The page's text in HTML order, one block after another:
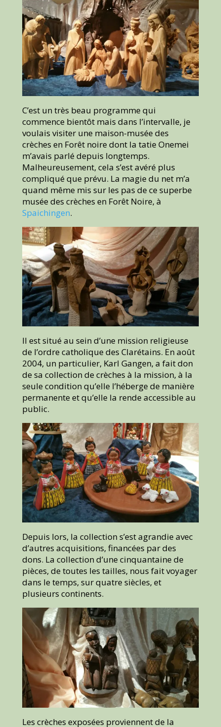
C’est un très beau programme qui
commence bientôt mais dans l’intervalle, je
voulais visiter une maison-musée des
crèches en Forêt noire dont la tatie Onemei
m’avais parlé depuis longtemps.
Malheureusement, cela s’est avéré plus
compliqué que prévu. La magie du net m’a
quand même mis sur les pas de ce superbe
musée des crèches en Forêt Noire, à
Spaichingen.
Il est situé au sein d’une mission religieuse
de l’ordre catholique des Clarétains. En août
2004, un particulier, Karl Gangen, a fait don
de sa collection de crèches à la mission, à la
seule condition qu’elle l’héberge de manière
permanente et qu’elle la rende accessible au
public.
Depuis lors, la collection s’est agrandie avec
d’autres acquisitions, financées par des
dons. La collection d’une cinquantaine de
pièces, de toutes les tailles, nous fait voyager
dans le temps, sur quatre siècles, et
plusieurs continents.
Les crèches exposées proviennent de la